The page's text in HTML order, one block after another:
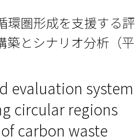
環圏形成を支援する評
築とシナリオ分析（平
evaluation system
circular regions
carbon waste